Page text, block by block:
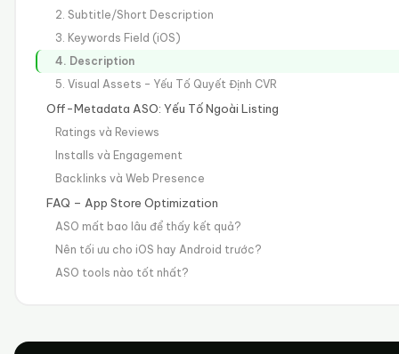
2. Subtitle/Short Description
3. Keywords Field (iOS)
4. Description
5. Visual Assets – Yếu Tố Quyết Định CVR
Off-Metadata ASO: Yếu Tố Ngoài Listing
Ratings và Reviews
Installs và Engagement
Backlinks và Web Presence
FAQ – App Store Optimization
ASO mất bao lâu để thấy kết quả?
Nên tối ưu cho iOS hay Android trước?
ASO tools nào tốt nhất?